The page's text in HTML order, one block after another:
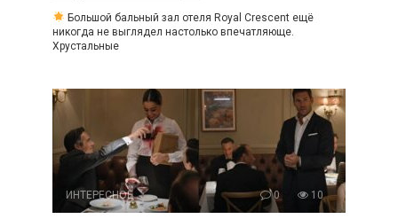
Большой бальный зал отеля Royal Crescent ещё
никогда не выглядел настолько впечатляюще.
Хрустальные
ИНТЕРЕСНОЕ 0 10